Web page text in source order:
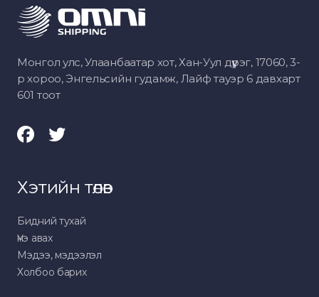
Монгол улс, Улаанбаатар хот, Хан-Уул дүүрэг, 17060, 3-
р хороо, Энгельсийн гудамж, Лайф тауэр 6 давхарт
601 тоот
Хэтийн төлөв
Бидний тухай
Үнэ авах
Мэдээ, мэдээлэл
Холбоо барих